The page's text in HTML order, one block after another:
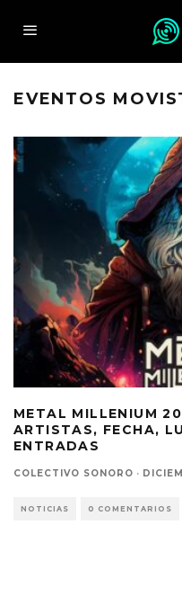
EVENTOS
METAL MILLENIUM
ARTISTAS, FECHA,
ENTRADAS
COLECTIVO SONORO ·
NOTICIAS 0 COMENTARIOS